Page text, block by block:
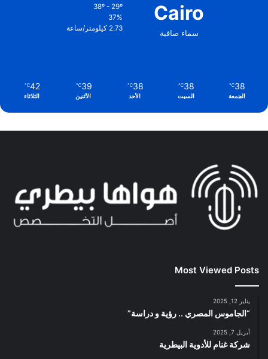
Cairo
سماء صافية
37%
2.73 كيلومتر/ساعة
38
℃
الجمعة
38
℃
السبت
38
℃
الأحد
39
℃
الأثنين
42
℃
الثلاثاء
Most Viewed Posts
يناير 12, 2025
“الجاموس المصري .. رؤية و دراسة”
أبريل 7, 2025
شركة غنام للأدوية البيطرية